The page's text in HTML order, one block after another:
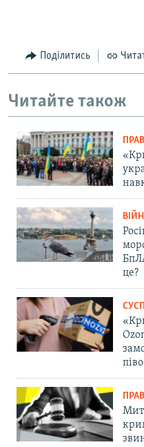
Поділитись
Читайте також
це?